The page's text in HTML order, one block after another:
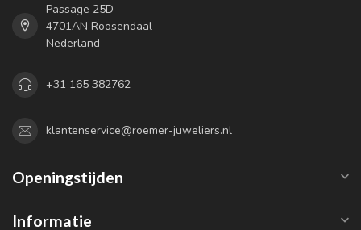
Passage 25D
4701AN Roosendaal
Nederland
+31 165 382762
klantenservice@roemer-juweliers.nl
Openingstijden
Informatie